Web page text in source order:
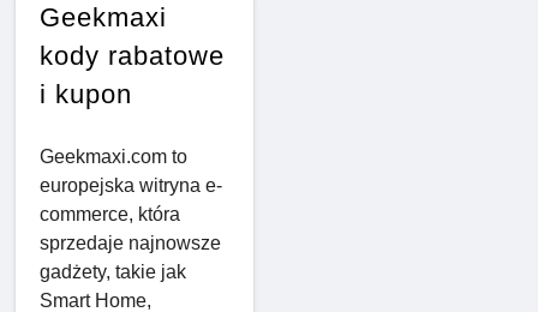
Geekmaxi
kody rabatowe
i kupon
Geekmaxi.com to
europejska witryna e-
commerce, która
sprzedaje najnowsze
gadżety, takie jak
Smart Home,